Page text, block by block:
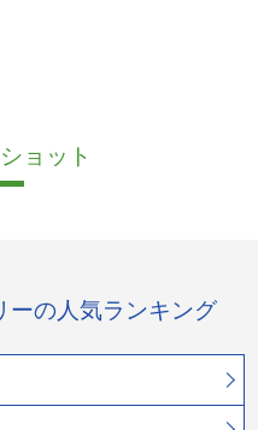
ョット
ーの人気ランキング